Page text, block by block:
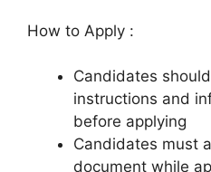
How to Apply :
Candidates
instructions and
before applying
Candidates must
document while